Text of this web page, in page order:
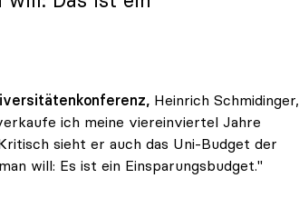
Heinrich Schmidinger,
ich meine viereinviertel Jahre
sieht er auch das Uni-Budget der
will: Es ist ein Einsparungsbudget."